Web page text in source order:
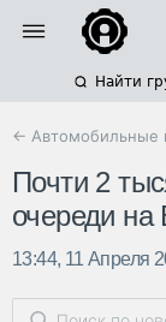
Найти
← Автомобильные
Почти 2
очереди на
13:44, 11 Апреля